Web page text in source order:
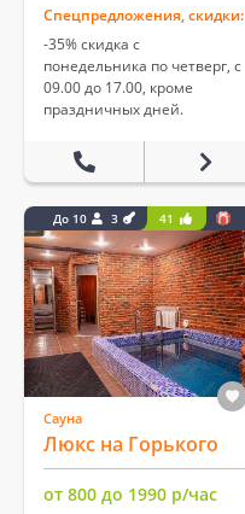
Спецпредложения, скидки:
-35% скидка с
понедельника по четверг, с
09.00 до 17.00, кроме
праздничных дней.
До 10 3 41
Сауна
Люкс на Горького
от 800 до 1990 р/час